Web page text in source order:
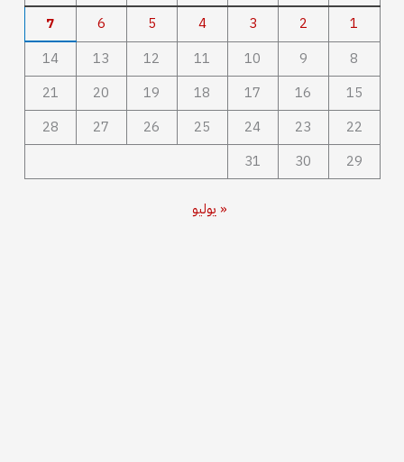
1
2
3
4
5
6
7
8
9
10
11
12
13
14
15
16
17
18
19
20
21
22
23
24
25
26
27
28
29
30
31
« يوليو